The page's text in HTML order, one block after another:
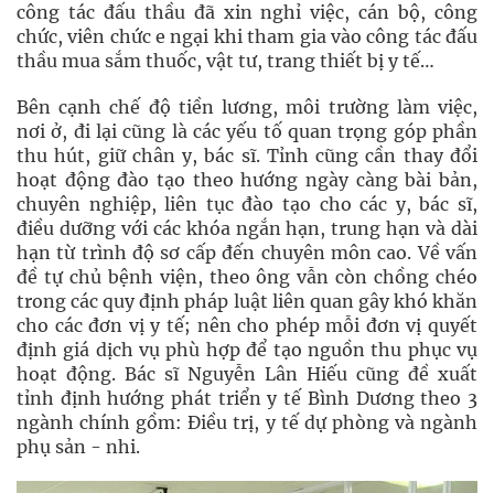
công tác đấu thầu đã xin nghỉ việc, cán bộ, công
chức, viên chức e ngại khi tham gia vào công tác đấu
thầu mua sắm thuốc, vật tư, trang thiết bị y tế…
Bên cạnh chế độ tiền lương, môi trường làm việc,
nơi ở, đi lại cũng là các yếu tố quan trọng góp phần
thu hút, giữ chân y, bác sĩ. Tỉnh cũng cần thay đổi
hoạt động đào tạo theo hướng ngày càng bài bản,
chuyên nghiệp, liên tục đào tạo cho các y, bác sĩ,
điều dưỡng với các khóa ngắn hạn, trung hạn và dài
hạn từ trình độ sơ cấp đến chuyên môn cao. Về vấn
đề tự chủ bệnh viện, theo ông vẫn còn chồng chéo
trong các quy định pháp luật liên quan gây khó khăn
cho các đơn vị y tế; nên cho phép mỗi đơn vị quyết
định giá dịch vụ phù hợp để tạo nguồn thu phục vụ
hoạt động. Bác sĩ Nguyễn Lân Hiếu cũng đề xuất
tỉnh định hướng phát triển y tế Bình Dương theo 3
ngành chính gồm: Điều trị, y tế dự phòng và ngành
phụ sản - nhi.